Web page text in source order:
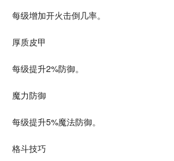
每级增加开火击倒几率。
厚质皮甲
每级提升2%防御。
魔力防御
每级提升5%魔法防御。
格斗技巧